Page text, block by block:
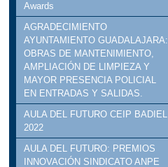
Awards
AGRADECIMIENTO
AYUNTAMIENTO GUADALAJARA:
OBRAS DE MANTENIMIENTO,
AMPLIACIÓN DE LIMPIEZA Y
MAYOR PRESENCIA POLICIAL
EN ENTRADAS Y SALIDAS.
AULA DEL FUTURO CEIP BADIEL
2022
AULA DEL FUTURO: PREMIOS
INNOVACIÓN SINDICATO ANPE